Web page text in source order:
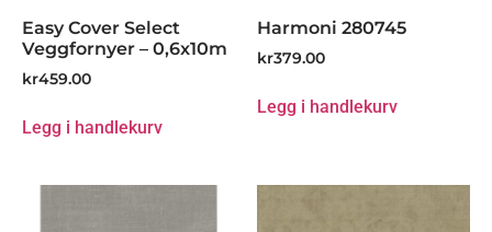
Easy Cover Select
Veggfornyer – 0,6x10m
kr459.00
Legg i handlekurv
Harmoni 280745
kr379.00
Legg i handlekurv